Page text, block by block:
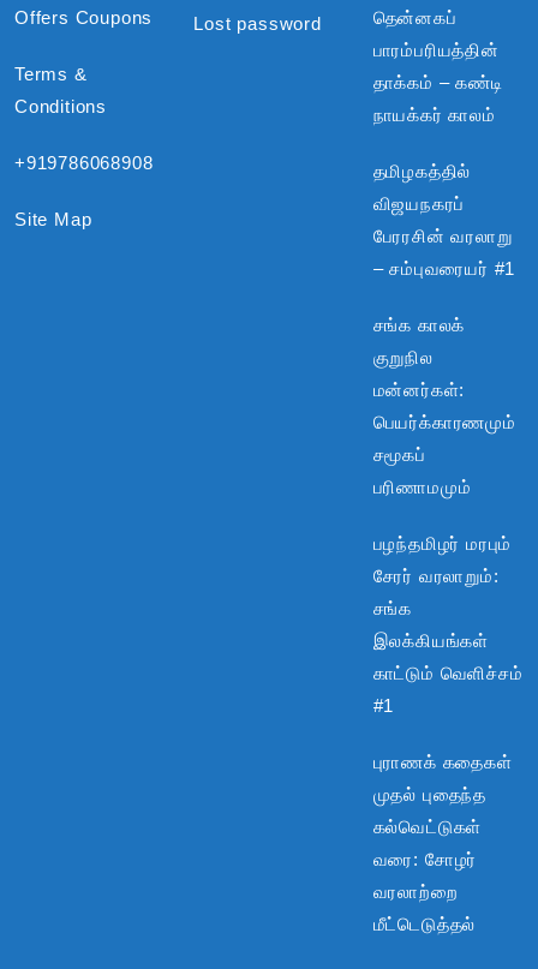
Offers Coupons
Terms &
Conditions
+919786068908
Site Map
Lost password
தென்னகப்
பாரம்பரியத்தின்
தாக்கம் – கண்டி
நாயக்கர் காலம்
தமிழகத்தில்
விஜயநகரப்
பேரரசின் வரலாறு
– சம்புவரையர் #1
சங்க காலக்
குறுநில
மன்னர்கள்:
பெயர்க்காரணமும்
சமூகப்
பரிணாமமும்
பழந்தமிழர் மரபும்
சேரர் வரலாறும்:
சங்க
இலக்கியங்கள்
காட்டும் வெளிச்சம்
#1
புராணக் கதைகள்
முதல் புதைந்த
கல்வெட்டுகள்
வரை: சோழர்
வரலாற்றை
மீட்டெடுத்தல்